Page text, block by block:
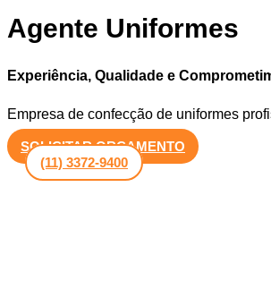
Agente Uniformes
Experiência, Qualidade e
Empresa de confecção de uniformes
SOLICITAR ORÇAMENTO
(11) 3372-9400